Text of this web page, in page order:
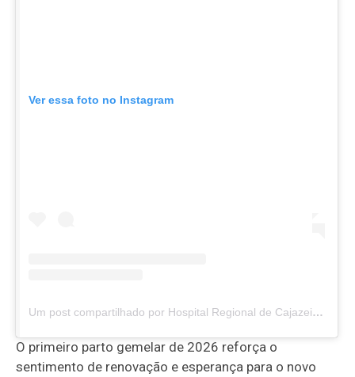
Ver essa foto no Instagram
Um post compartilhado por Hospital Regional de Cajazeiras (@hrcajazeiraspb)
O primeiro parto gemelar de 2026 reforça o
sentimento de renovação e esperança para o novo